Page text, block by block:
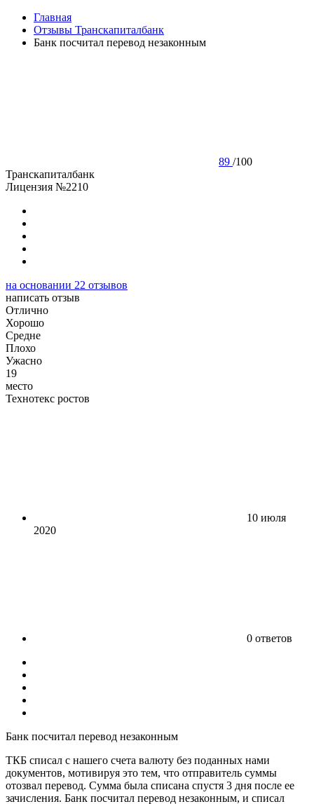
Главная
Отзывы Транскапиталбанк
Банк посчитал перевод незаконным
89 /100
Транскапиталбанк
Лицензия №2210
на основании 22 отзывов
написать отзыв
Отлично
Хорошо
Cредне
Плохо
Ужасно
19
место
Технотекс ростов
10 июля
2020
0 ответов
Банк посчитал перевод незаконным
ТКБ списал с нашего счета валюту без поданных нами
документов, мотивируя это тем, что отправитель суммы
отозвал перевод. Сумма была списана спустя 3 дня после ее
зачисления. Банк посчитал перевод незаконным, и списал